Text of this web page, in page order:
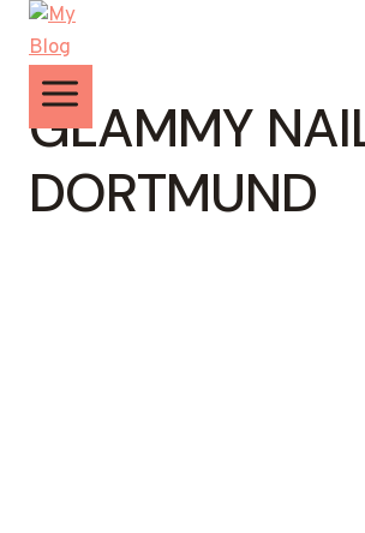
Zum
Inhalt
springen
GLAMMY
DORTMUND